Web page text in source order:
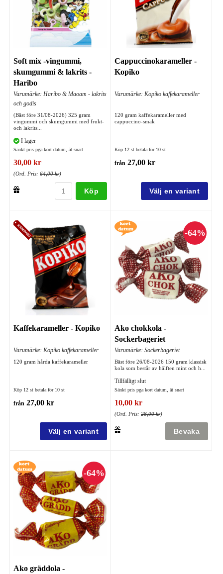
Soft mix -vingummi,
skumgummi & lakrits -
Haribo
Varumärke: Haribo & Maoam - lakrits
och godis
(Bäst före 31/08-2026) 325 gram
vingummi och skumgummi med frukt-
och lakrits...
I lager
Sänkt pris pga kort datum, ät snart
30,00 kr
(Ord. Pris: 64,00 kr)
Köp
Cappuccinokarameller -
Kopiko
Varumärke: Kopiko kaffekarameller
120 gram kaffekarameller med
cappuccino-smak
Köp 12 st betala för 10 st
från 27,00 kr
Kaffekarameller - Kopiko
Varumärke: Kopiko kaffekarameller
120 gram hårda kaffekarameller
Köp 12 st betala för 10 st
från 27,00 kr
Ako chokkola -
Sockerbageriet
Varumärke: Sockerbageriet
Bäst före 26/08-2026 150 gram klassisk
kola som består av hälften mint och h...
Tillfälligt slut
Sänkt pris pga kort datum, ät snart
10,00 kr
(Ord. Pris: 28,00 kr)
Ako gräddola -